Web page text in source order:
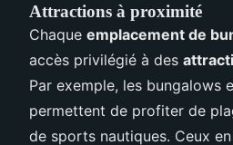
Attractions à proximité
Chaque emplacement de
accès privilégié à des
Par exemple, les bungalows
permettent de profiter de
de sports nautiques. Ceux